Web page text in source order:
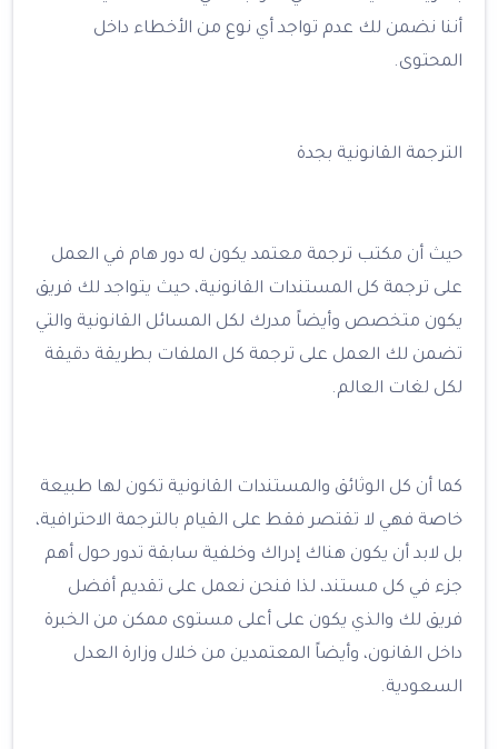
أننا نضمن لك عدم تواجد أي نوع من الأخطاء داخل
المحتوى.
الترجمة القانونية بجدة
حيث أن مكتب ترجمة معتمد يكون له دور هام في العمل
على ترجمة كل المستندات القانونية، حيث يتواجد لك فريق
يكون متخصص وأيضاً مدرك لكل المسائل القانونية والتي
تضمن لك العمل على ترجمة كل الملفات بطريقة دقيقة
لكل لغات العالم.
كما أن كل الوثائق والمستندات القانونية تكون لها طبيعة
خاصة فهي لا تقتصر فقط على القيام بالترجمة الاحترافية،
بل لابد أن يكون هناك إدراك وخلفية سابقة تدور حول أهم
جزء في كل مستند، لذا فنحن نعمل على تقديم أفضل
فريق لك والذي يكون على أعلى مستوى ممكن من الخبرة
داخل القانون، وأيضاً المعتمدين من خلال وزارة العدل
السعودية.